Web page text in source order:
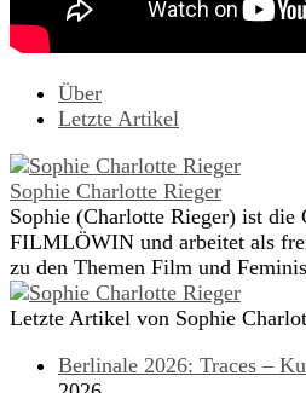
Über
Letzte Artikel
Sophie Charlotte Rieger
Sophie (Charlotte Rieger) ist die
FILMLÖWIN und arbeitet als
zu den Themen Film und
Letzte Artikel von Sophie
Berlinale 2026: Traces –